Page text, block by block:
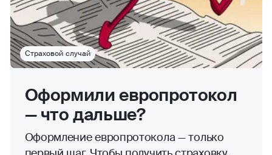
Страховой случай
Оформили европротокол
— что дальше?
Оформление европротокола — только